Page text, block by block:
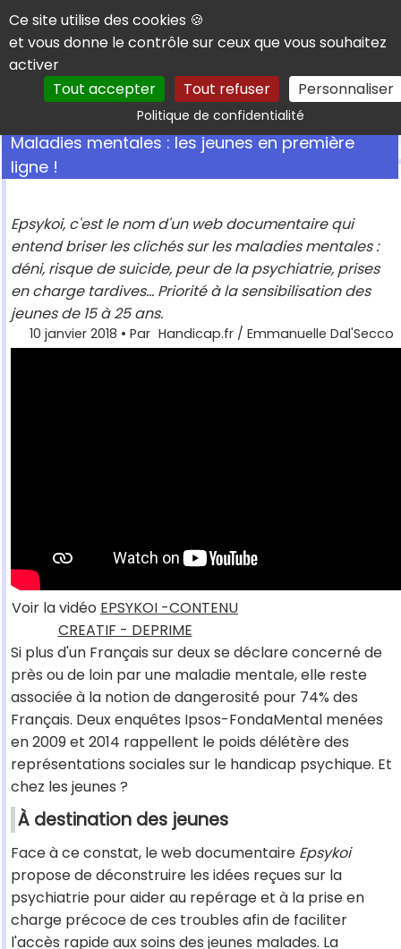
Panneau de gestion des cookies
Ce site utilise des cookies 🍪
et vous donne le contrôle sur ceux que vous souhaitez
activer
Tout accepter
Tout refuser Personnaliser
Politique de confidentialitéRechercher
Maladies mentales : les jeunes en première
ligne !
Epsykoi, c'est le nom d'un web documentaire qui
entend briser les clichés sur les maladies mentales :
déni, risque de suicide, peur de la psychiatrie, prises
en charge tardives... Priorité à la sensibilisation des
jeunes de 15 à 25 ans.
10 janvier 2018 • Par Handicap.fr / Emmanuelle Dal'Secco
Voir la vidéo EPSYKOI -CONTENU
CREATIF - DEPRIME
Si plus d'un Français sur deux se déclare concerné de
près ou de loin par une maladie mentale, elle reste
associée à la notion de dangerosité pour 74% des
Français. Deux enquêtes Ipsos-FondaMental menées
en 2009 et 2014 rappellent le poids délétère des
représentations sociales sur le handicap psychique. Et
chez les jeunes ?
À destination des jeunes
Face à ce constat, le web documentaire Epsykoi
propose de déconstruire les idées reçues sur la
psychiatrie pour aider au repérage et à la prise en
charge précoce de ces troubles afin de faciliter
l'accès rapide aux soins des jeunes malades. La